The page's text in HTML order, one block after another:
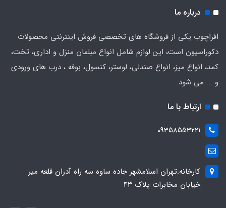
درباره ما
افراچوب یکی از فروشگاه های تخصصی فروش اینترنتی محصولات
دکوراسیون است، این لوازم شامل انواع مبلمان منزل و اداری، تخت،
کمد، انواع میز، انواع صندلی، لوستر، کنسول، بوفه ، درب های ورودی
و ... می شود.
ارتباط با ما
09358553221
کارخانه:تهران اسلامشهر جاده ساوه سه راه آدران قلعه میر
خیابان مخابرات پلاک ۴۳